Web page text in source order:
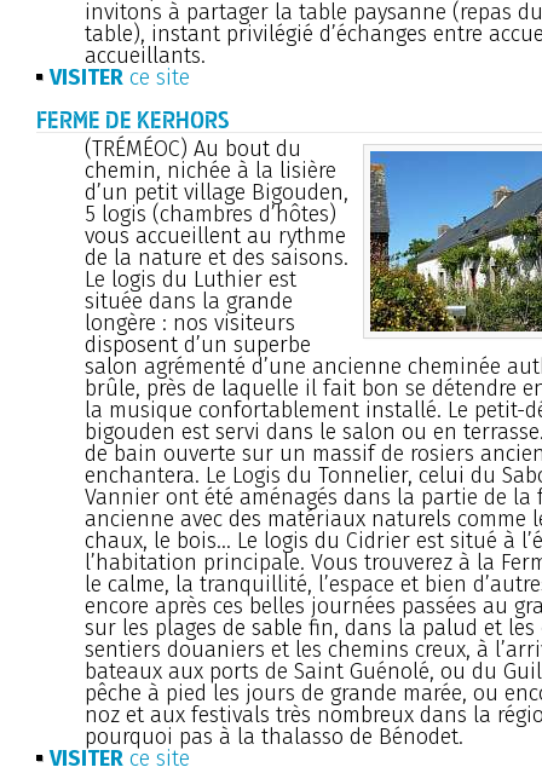
invitons à partager la table paysanne (repas
table), instant privilégié d’échanges entre
accueillants.
VISITER ce site
FERME DE KERHORS
(TRÉMÉOC) Au bout du
chemin, nichée à la lisière
d’un petit village Bigouden,
5 logis (chambres d’hôtes)
vous accueillent au rythme
de la nature et des saisons.
Le logis du Luthier est
située dans la grande
longère : nos visiteurs
disposent d’un superbe
salon agrémenté d’une ancienne cheminée
brûle, près de laquelle il fait bon se détendre
la musique confortablement installé. Le petit-
bigouden est servi dans le salon ou en
de bain ouverte sur un massif de rosiers
enchantera. Le Logis du Tonnelier, celui du
Vannier ont été aménagés dans la partie de la
ancienne avec des matériaux naturels comme
chaux, le bois... Le logis du Cidrier est situé à
l’habitation principale. Vous trouverez à la
le calme, la tranquillité, l’espace et bien
encore après ces belles journées passées au
sur les plages de sable fin, dans la palud et les
sentiers douaniers et les chemins creux, à
bateaux aux ports de Saint Guénolé, ou du
pêche à pied les jours de grande marée, ou
noz et aux festivals très nombreux dans la
pourquoi pas à la thalasso de Bénodet.
VISITER ce site